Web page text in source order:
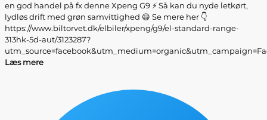
en god handel på fx denne Xpeng G9 ⚡ Så kan du nyde letkørt,
lydløs drift med grøn samvittighed 😃 Se mere her 👇
https://www.biltorvet.dk/elbiler/xpeng/g9/el-standard-range-
313hk-5d-aut/3123287?
Læs mere